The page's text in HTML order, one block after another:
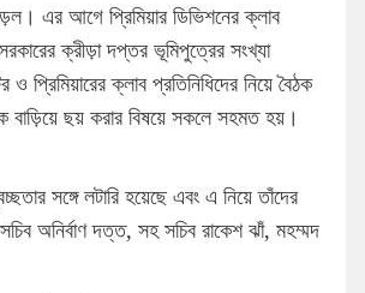
এর আগে প্রিমিয়ার ডিভিশনের ক্লাব
ক্রীড়া দপ্তর ভূমিপুত্রের সংখ্যা
ক্লাব প্রতিনিধিদের নিয়ে বৈঠক
বাড়িয়ে ছয় করার বিষয়ে সকলে সহমত হয়।
সঙ্গে লটারি হয়েছে এবং এ নিয়ে তাঁদের
অনির্বাণ দত্ত, সহ সচিব রাকেশ ঝাঁ, মহম্মদ